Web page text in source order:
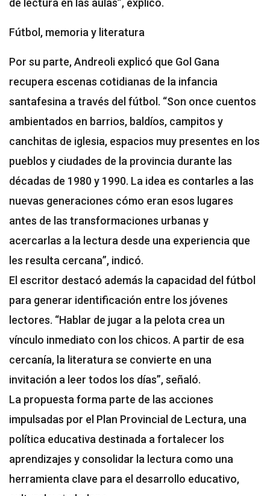
de lectura en las aulas”, explicó.
Fútbol, memoria y literatura
Por su parte, Andreoli explicó que Gol Gana
recupera escenas cotidianas de la infancia
santafesina a través del fútbol. “Son once cuentos
ambientados en barrios, baldíos, campitos y
canchitas de iglesia, espacios muy presentes en los
pueblos y ciudades de la provincia durante las
décadas de 1980 y 1990. La idea es contarles a las
nuevas generaciones cómo eran esos lugares
antes de las transformaciones urbanas y
acercarlas a la lectura desde una experiencia que
les resulta cercana”, indicó.
El escritor destacó además la capacidad del fútbol
para generar identificación entre los jóvenes
lectores. “Hablar de jugar a la pelota crea un
vínculo inmediato con los chicos. A partir de esa
cercanía, la literatura se convierte en una
invitación a leer todos los días”, señaló.
La propuesta forma parte de las acciones
impulsadas por el Plan Provincial de Lectura, una
política educativa destinada a fortalecer los
aprendizajes y consolidar la lectura como una
herramienta clave para el desarrollo educativo,